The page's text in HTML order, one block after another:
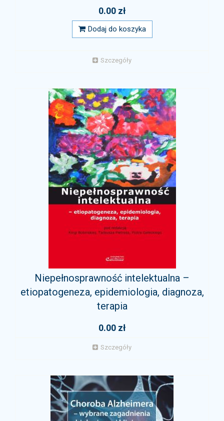
0.00 zł
Dodaj do koszyka
Szczegóły
Niepełnosprawność intelektualna –
etiopatogeneza, epidemiologia, diagnoza,
terapia
0.00 zł
Szczegóły